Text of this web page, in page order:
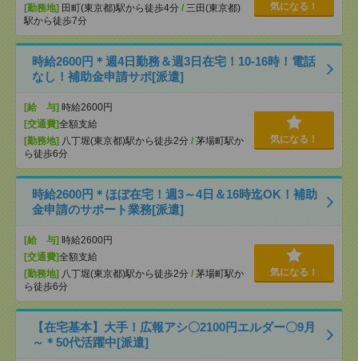
[勤務地] 田町(東京都)駅から徒歩4分 / 三田(東京都)
駅から徒歩7分
気になる！
時給2600円＊週4日勤務＆週3日在宅！10-16時！電話
なし！補助金申請サポ[派遣]
[給 与] 時給2600円
[交通費]全額支給
[勤務地] 八丁堀(東京都)駅から徒歩2分 / 茅場町駅か
ら徒歩6分
気になる！
時給2600円＊ほぼ在宅！週3～4日＆16時迄OK！補助
金申請のサポート業務[派遣]
[給 与] 時給2600円
[交通費]全額支給
[勤務地] 八丁堀(東京都)駅から徒歩2分 / 茅場町駅か
ら徒歩6分
気になる！
【在宅基本】大手！広報アシ〇2100円エルダー〇9月
～＊50代活躍中[派遣]